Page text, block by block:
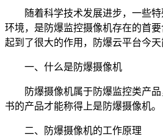
随着科学技术发展进步，一些
环境，是防爆监控摄像机存在的首
起到了很大的作用，防爆云平台今
一、什么是防爆摄像机
防爆摄像机属于防爆监控类产
书的产品才能称得上是防爆摄像机。
二、防爆摄像机的工作原理